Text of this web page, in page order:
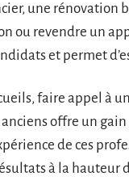
une rénovation
ou revendre un
et permet
faire appel à
offre un
de ces
à la hauteur